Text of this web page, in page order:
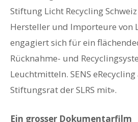
Stiftung Licht Recycling Schweiz
Hersteller und Importeure von
engagiert sich für ein
Rücknahme- und
Leuchtmitteln. SENS
Stiftungsrat der SLRS mit».
Ein grosser Dokumentarfilm